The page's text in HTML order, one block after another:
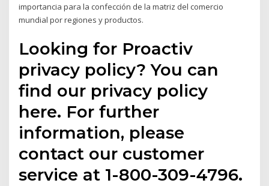
importancia para la confección de la matriz del comercio
mundial por regiones y productos.
Looking for Proactiv
privacy policy? You can
find our privacy policy
here. For further
information, please
contact our customer
service at 1-800-309-4796.